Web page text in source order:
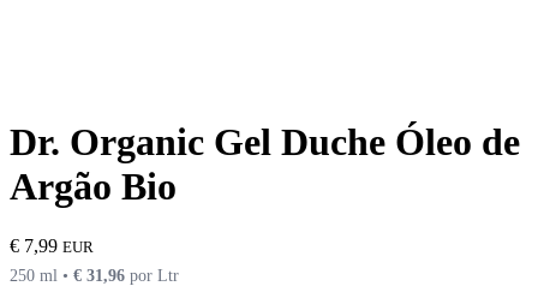
Dr. Organic Gel Duche Óleo de
Argão Bio
€ 7,99 EUR
250 ml • € 31,96 por Ltr